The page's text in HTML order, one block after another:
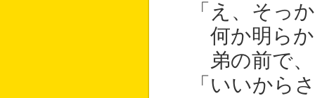
「え、そっ
何か明らか
弟の前で、
「いいから